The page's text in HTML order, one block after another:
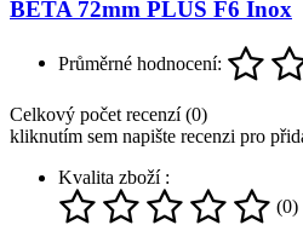
BETA 72mm PLUS F6 Inox
Průměrné hodnocení:
Celkový počet recenzí (0)
kliknutím sem napište recenzi pro
Kvalita zboží :
(0)